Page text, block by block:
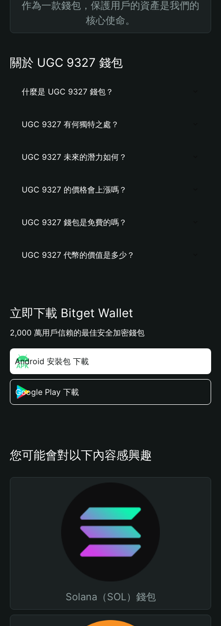
作為一款錢包，保護用戶的資產是我們的
核心使命。
關於 UGC 9327 錢包
什麼是 UGC 9327 錢包？
UGC 9327 有何獨特之處？
UGC 9327 未來的潛力如何？
UGC 9327 的價格會上漲嗎？
UGC 9327 錢包是免費的嗎？
UGC 9327 代幣的價值是多少？
立即下載 Bitget Wallet
2,000 萬用戶信賴的最佳安全加密錢包
Android 安裝包 下載
Google Play 下載
您可能會對以下內容感興趣
Solana（SOL）錢包